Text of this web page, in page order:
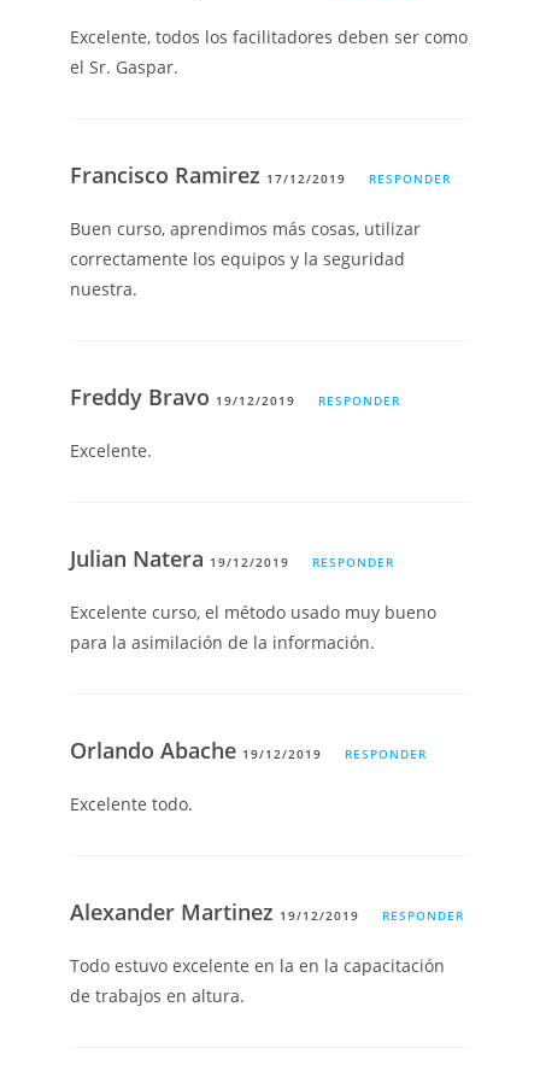
Excelente, todos los facilitadores deben ser como
el Sr. Gaspar.
Francisco Ramirez 17/12/2019 RESPONDER
Buen curso, aprendimos más cosas, utilizar
correctamente los equipos y la seguridad
nuestra.
Freddy Bravo 19/12/2019 RESPONDER
Excelente.
Julian Natera 19/12/2019 RESPONDER
Excelente curso, el método usado muy bueno
para la asimilación de la información.
Orlando Abache 19/12/2019 RESPONDER
Excelente todo.
Alexander Martinez 19/12/2019 RESPONDER
Todo estuvo excelente en la en la capacitación
de trabajos en altura.